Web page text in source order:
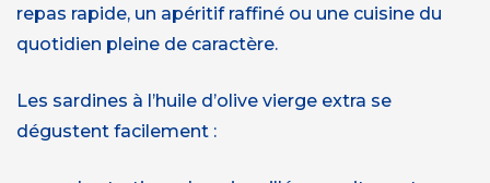
repas rapide, un apéritif raffiné ou une cuisine du
quotidien pleine de caractère.
Les sardines à l’huile d’olive vierge extra se
dégustent facilement :